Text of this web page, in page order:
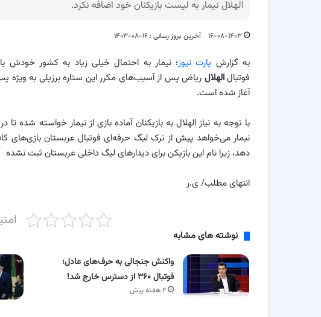
الهلال نیمار به لیست بازیکنان خود اضافه نکرد.
۱۶-۰۸-۱۴۰۳ آخرین بروز رسانی : ۱۶-۰۸-۱۴۰۳
به گزارش پارت نیوز؛ نیمار به احتمال خیلی زیاد به کشور
فوتبالالهلال ریاض پس از آسیب‌های مکرر این ستاره برزیلی به ویژه پس
آغاز شده است.
با توجه به نیاز الهلال به بازیکنان آماده بازی از نیمار خواسته شده
نیمار می‌خواهد پیش از ترک لیگ حرفه‌ای فوتبال عربستان بازی‌های
دهد، زیرا نام این بازیکن برای دیدارهای لیگ داخلی عربستان ثبت نشده
انتهای مطلب/ ی.ر
نوشته های مشابه
واکنش جنجالی به حرف‌های عادل؛
فوتبال ۳۶۰ از دسترس خارج شد!
۲ هفته پیش